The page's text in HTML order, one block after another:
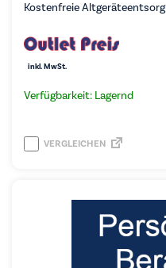
Kostenfreie
inkl. MwSt.
Verfügbarkeit: Lagernd
VERGLEICHEN